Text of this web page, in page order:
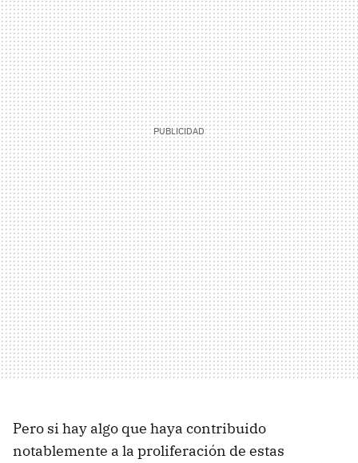
Pero si hay algo que haya contribuido
notablemente a la proliferación de estas